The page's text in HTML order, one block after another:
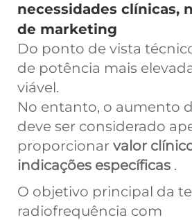
necessidades clínicas,
de marketing
Do ponto de vista
de potência mais
viável.
No entanto, o aumento
deve ser considerado
proporcionar valor
indicações específicas .
O objetivo principal da
radiofrequência com